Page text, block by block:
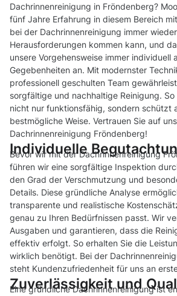
Dachrinnenreinigung in Fröndenberg?
fünf Jahre Erfahrung in diesem Bereich
bei der Dachrinnenreinigung immer
Herausforderungen kommen kann, und
unsere Vorgehensweise immer individuell
Gegebenheiten an. Mit modernster
professionell geschulten Team
sorgfältige und nachhaltige Reinigung.
nicht nur funktionsfähig, sondern schützt
bestmögliche Weise. Vertrauen Sie auf
Dachrinnenreinigung Fröndenberg!
Individuelle
Bevor wir mit der Dachrinnenreinigung
führen wir eine sorgfältige Inspektion
den Grad der Verschmutzung und
Details. Diese gründliche Analyse
transparente und realistische
genau zu Ihren Bedürfnissen passt. Wir
Ausgaben und garantieren, dass die
effektiv erfolgt. So erhalten Sie die
wirklich benötigt. Bei der
steht Kundenzufriedenheit für uns an
Zuverlässigkeit und
Eine gründliche Dachrinnenreinigung ist